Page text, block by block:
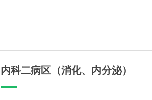
内科二病区（消化、内分泌）